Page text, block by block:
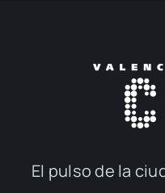
El pul­so de la